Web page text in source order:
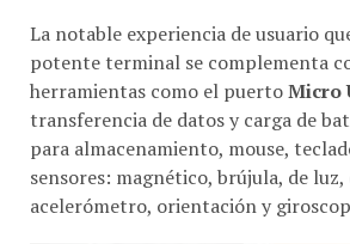
La notable experiencia de usuario
potente terminal se complementa
herramientas como el puertoMicro
transferencia de datos y carga de
para almacenamiento, mouse,
sensores: magnético, brújula, de
acelerómetro, orientación y